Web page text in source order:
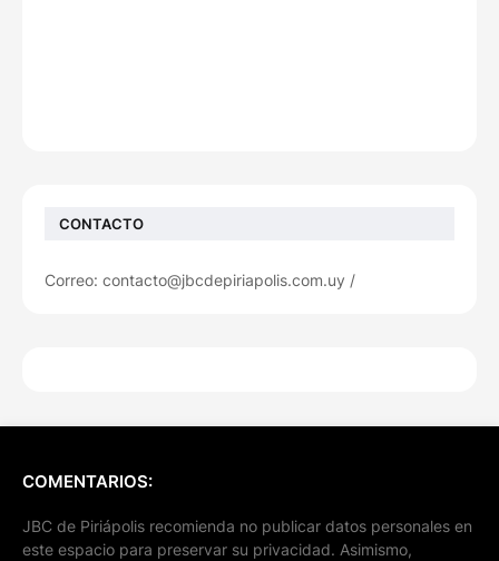
CONTACTO
Correo: contacto@jbcdepiriapolis.com.uy /
COMENTARIOS:
JBC de Piriápolis recomienda no publicar datos personales en
este espacio para preservar su privacidad. Asimismo,